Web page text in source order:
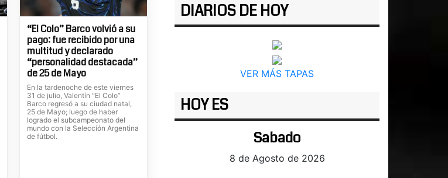
“El Colo” Barco volvió a su
pago: fue recibido por una
multitud y declarado
“personalidad destacada”
de 25 de Mayo
En la tardenoche de este viernes
31 de julio, Valentín “El Colo”
Barco regresó a su ciudad natal,
25 de Mayo; luego de haber
logrado el subcampeonato del
mundo con la Selección Argentina
de fútbol.
DIARIOS DE HOY
VER MÁS TAPAS
HOY ES
Sabado
8 de Agosto de 2026